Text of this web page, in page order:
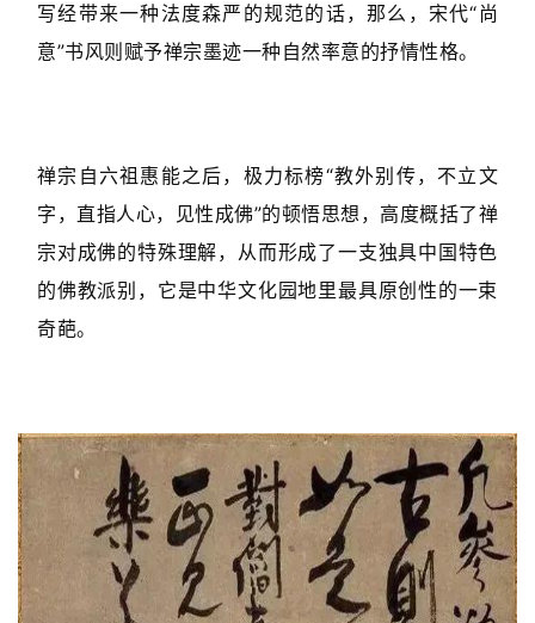
写经带来一种法度森严的规范的话，那么，宋代“尚
意”书风则赋予禅宗墨迹一种自然率意的抒情性格。
禅宗自六祖惠能之后，极力标榜“教外别传，不立文
字，直指人心，见性成佛”的顿悟思想，高度概括了禅
宗对成佛的特殊理解，从而形成了一支独具中国特色
的佛教派别，它是中华文化园地里最具原创性的一束
奇葩。